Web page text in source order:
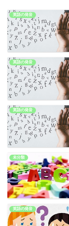
英語の発音
英語の発音
英語の発音
未分類
英語の発音